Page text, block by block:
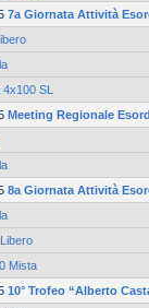
7a Giornata Attività
SL
Meeting Regionale
8a Giornata Attività
Mista
10° Trofeo “Alberto